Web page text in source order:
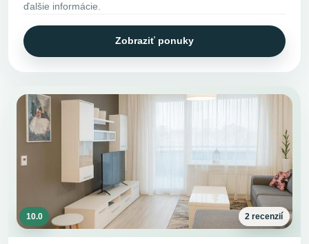
ďalšie informácie.
Zobraziť ponuky
10.0 2 recenzií